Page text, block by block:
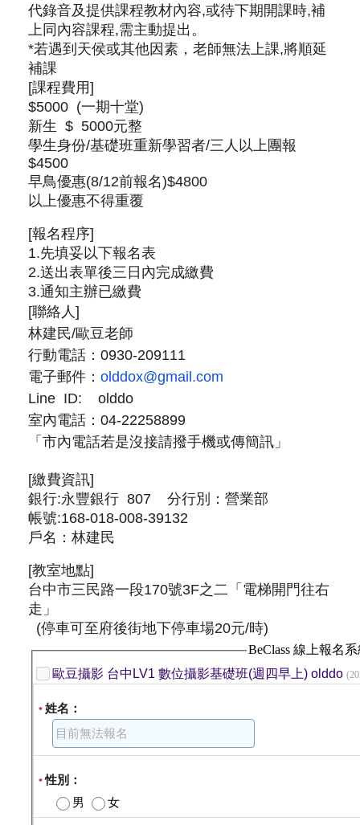
代錄音及提供課程教材內容,或待下期開課時,補
上同內容課程,需主動提出。
*若遇到天侯或其他因素，老師無法上課,將順延
補課
[課程費用]
$5000 (一期十堂)
新生 $ 5000元整
學生身份/基礎班重新學習者/三人以上團報
$4500
早鳥優惠(8/12前報名)$4800
以上優惠不得重覆
[報名程序]
1.先填妥以下報名表
2.送出表單後三日內完成繳費
3.通知主辦已繳費
[聯絡人]
林建民/歐豆老師
行動電話：0930-209111
電子郵件： olddox@gmail.com
Line ID: olddo
室內電話：04-22258899
「市內電話若是沒接請撥手機或傳簡訊」
[繳費資訊]
銀行:永豐銀行 807 分行別：營業部
帳號:168-018-008-39132
戶名：林建民
[教室地點]
台中市三民路一段170號3F之二「電梯開門往右
走」
(停車可至府後街地下停車場20元/時)